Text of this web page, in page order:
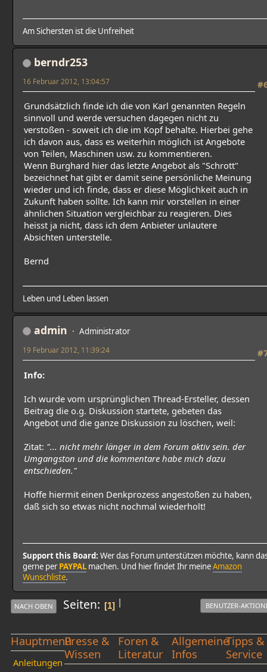
Am Sichersten ist die Unfreiheit
berndr253
16 Februar 2012, 13:04:57
Grundsätzlich finde ich die von Karl genannten Regeln
sinnvoll und werde versuchen dagegen nicht zu
verstoßen - soweit ich die im Kopf behalte. Hierbei gehe
ich davon aus, dass es weiterhin möglich ist Angebote
von Teilen, Maschinen usw. zu kommentieren.
Wenn Burghard hier das letzte Angebot als "Schrott"
bezeichnet hat gibt er damit seine persönliche Meinung
wieder und ich finde, dass er diese Möglichkeit auch in
Zukunft haben sollte. Ich kann mir vorstellen in einer
ähnlichen Situation vergleichbar zu reagieren. Dies
heisst ja nicht, dass ich dem Anbieter unlautere
Absichten unterstelle.
Bernd
Leben und Leben lassen
admin Administrator
19 Februar 2012, 11:39:24
Info:
Ich wurde vom ursprünglichen Thread-Ersteller, dessen
Beitrag die o.g. Diskussion startete, gebeten das
Angebot und die ganze Diskussion zu löschen, weil:
Zitat: "... nicht mehr länger in dem Forum aktiv sein. der
Umgangston und die kommentare habe mich dazu
entschieden."
Hoffe hiermit einen Denkprozess angestoßen zu haben,
daß sich so etwas nicht nochmal wiederholt!
Support this Board: Wer das Forum unterstützen möchte, kann
gerne perPAYPAL machen. Und hier findet Ihr meineAmazon
Wunschliste.
|
NACH OBEN Seiten 1 BENUTZER-
Hauptmenü
Anleitungen
Presse &
Wissen
Foren &
Literatur
Allgemeine
Infos
Tipps &
Service